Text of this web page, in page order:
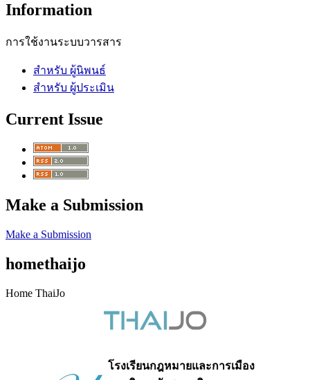
Information
การใช้งานระบบวารสาร
สำหรับ ผู้นิพนธ์
สำหรับ ผู้ประเมิน
Current Issue
Make a Submission
Make a Submission
homethaijo
Home ThaiJo
โรงเรียนกฎหมายและการเมือง